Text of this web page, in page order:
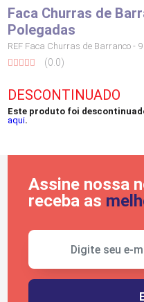
Faca Churras de
Polegadas
REF Faca Churras de Barranco -
(0.0)
DESCONTINUADO
Este produto foi
aqui.
Assine nossa
receba as